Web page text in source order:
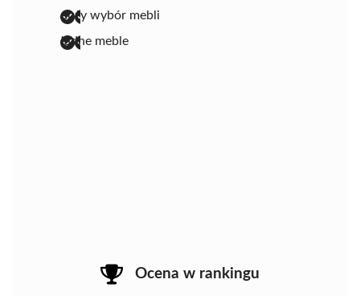
duży wybór mebli
ładne meble
Ocena w rankingu